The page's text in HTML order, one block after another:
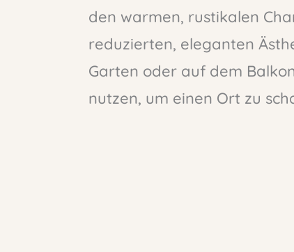
den warmen, rustikalen
reduzierten, eleganten
Garten oder auf dem
nutzen, um einen Ort zu